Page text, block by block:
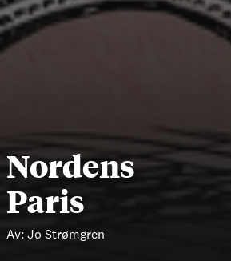
Nordens
Paris
Av: Jo Strømgren